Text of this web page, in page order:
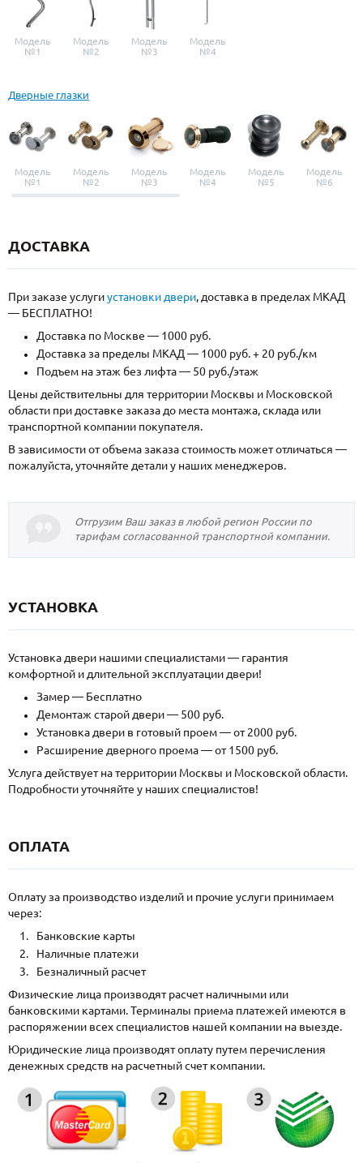
Модель
№1
Модель
№2
Модель
№3
Модель
№4
Дверные глазки
Модель
№1
Модель
№2
Модель
№3
Модель
№4
Модель
№5
Модель
№6
ДОСТАВКА
При заказе услугиустановки двери, доставка в пределах МКАД
— БЕСПЛАТНО!
Доставка по Москве — 1000 руб.
Доставка за пределы МКАД — 1000 руб. + 20 руб./км
Подъем на этаж без лифта — 50 руб./этаж
Цены действительны для территории Москвы и Московской
области при доставке заказа до места монтажа, склада или
транспортной компании покупателя.
В зависимости от объема заказа стоимость может отличаться —
пожалуйста, уточняйте детали у наших менеджеров.
Отгрузим Ваш заказ в любой регион России по
тарифам согласованной транспортной компании.
УСТАНОВКА
Установка двери нашими специалистами — гарантия
комфортной и длительной эксплуатации двери!
Замер — Бесплатно
Демонтаж старой двери — 500 руб.
Установка двери в готовый проем — от 2000 руб.
Расширение дверного проема — от 1500 руб.
Услуга действует на территории Москвы и Московской области.
Подробности уточняйте у наших специалистов!
ОПЛАТА
Оплату за производство изделий и прочие услуги принимаем
через:
Банковские карты
Наличные платежи
Безналичный расчет
Физические лица производят расчет наличными или
банковскими картами. Терминалы приема платежей имеются в
распоряжении всех специалистов нашей компании на выезде.
Юридические лица производят оплату путем перечисления
денежных средств на расчетный счет компании.